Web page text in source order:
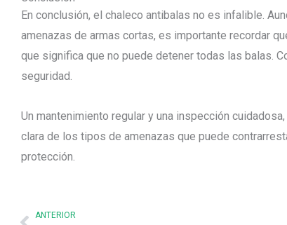
En conclusión, el chaleco antibalas no es infalible.
amenazas de armas cortas, es importante recordar
que significa que no puede detener todas las balas.
seguridad.
Un mantenimiento regular y una inspección
clara de los tipos de amenazas que puede
protección.
Prev
ANTERIOR